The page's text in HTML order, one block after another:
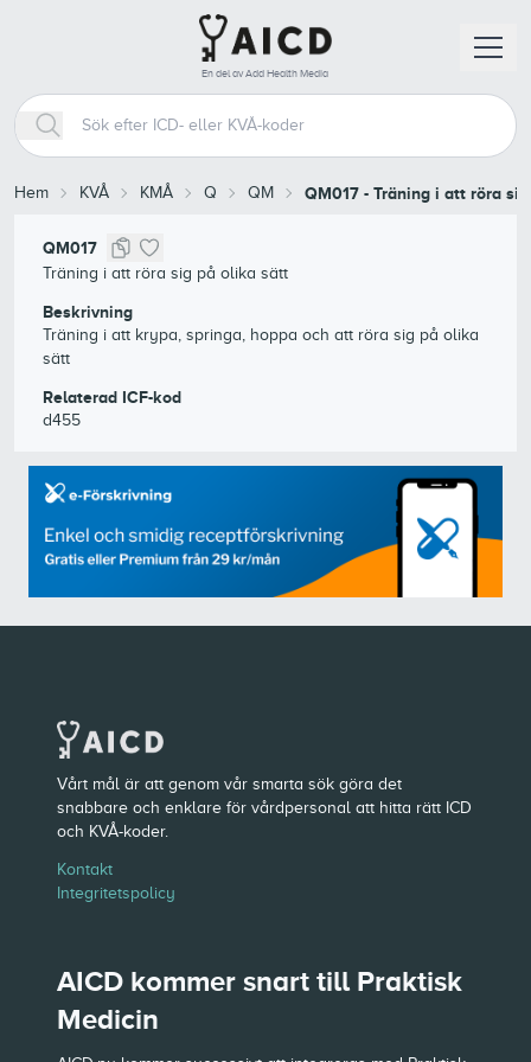
En del av Add Health Media
Hem KVÅ KMÅ Q QM QM017 - Träning i att röra
QM017
Träning i att röra sig på olika sätt
Beskrivning
Träning i att krypa, springa, hoppa och att röra sig på olika
sätt
Relaterad ICF-kod
d455
Vårt mål är att genom vår smarta sök göra det
snabbare och enklare för vårdpersonal att hitta rätt ICD
och KVÅ-koder.
Kontakt
Integritetspolicy
AICD kommer snart till Praktisk
Medicin